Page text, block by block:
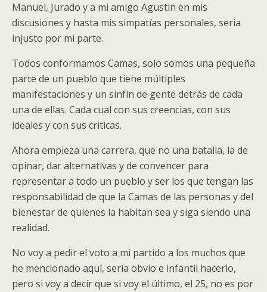
Manuel, Jurado y a mi amigo Agustin en mis
discusiones y hasta mis simpatías personales, seria
injusto por mi parte.
Todos conformamos Camas, solo somos una pequeña
parte de un pueblo que tiene múltiples
manifestaciones y un sinfín de gente detrás de cada
una de ellas. Cada cual con sus creencias, con sus
ideales y con sus criticas.
Ahora empieza una carrera, que no una batalla, la de
opinar, dar alternativas y de convencer para
representar a todo un pueblo y ser los que tengan las
responsabilidad de que la Camas de las personas y del
bienestar de quienes la habitan sea y siga siendo una
realidad.
No voy a pedir el voto a mi partido a los muchos que
he mencionado aquí, sería obvio e infantil hacerlo,
pero si voy a decir que si voy el último, el 25, no es por